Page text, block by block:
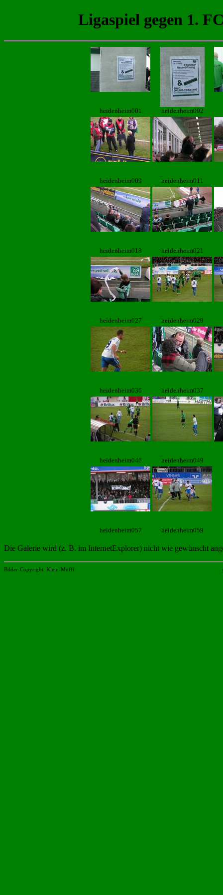
Ligaspiel gegen 1.
heidenheim001 heidenheim002
heidenheim009 heidenheim011
heidenheim018 heidenheim021
heidenheim027 heidenheim029
heidenheim036 heidenheim037
heidenheim046 heidenheim049
heidenheim057 heidenheim059
Die Galerie wird (z. B. im InternetExplorer) nicht wie gewünscht
Bilder-Copyright: Klein-Muffi